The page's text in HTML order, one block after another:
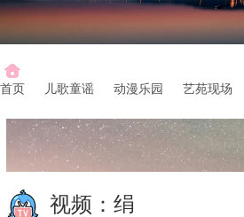
首页 儿歌童谣 动漫乐园 艺苑现场
视频： 绢